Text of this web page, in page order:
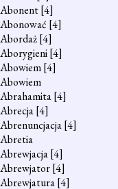
Abonent[4]
Abonować [4]
Abordaż[4]
Aborygieni[4]
Abowiem[4]
Abowiem
Abrahamita[4]
Abrecja[4]
Abrenuncjacja[4]
Abretia
Abrewjacja[4]
Abrewjator[4]
Abrewjatura[4]